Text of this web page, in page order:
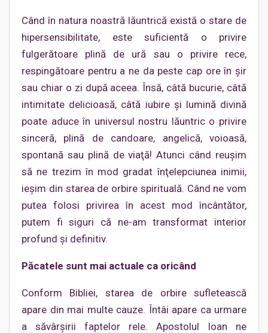
Când în natura noastră lăuntrică există o stare de
hipersensibilitate, este suficientă o privire
fulgerătoare plină de ură sau o privire rece,
respingătoare pentru a ne da peste cap ore în şir
sau chiar o zi după aceea. Însă, câtă bucurie, câtă
intimitate delicioasă, câtă iubire şi lumină divină
poate aduce în universul nostru lăuntric o privire
sinceră, plină de candoare, angelică, voioasă,
spontană sau plină de viaţă! Atunci când reuşim
să ne trezim în mod gradat înţelepciunea inimii,
ieşim din starea de orbire spirituală. Când ne vom
putea folosi privirea în acest mod încântător,
putem fi siguri că ne-am transformat interior
profund şi definitiv.
Păcatele sunt mai actuale ca oricând
Conform Bibliei, starea de orbire sufletească
apare din mai multe cauze. Întâi apare ca urmare
a săvârşirii faptelor rele. Apostolul Ioan ne